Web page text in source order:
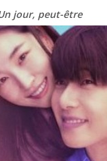
jour, peut-être